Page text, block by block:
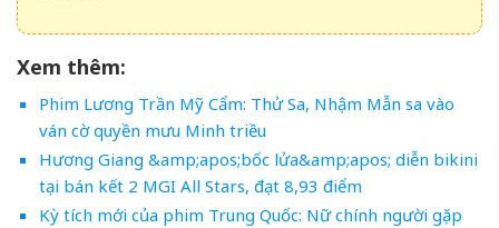
Xem thêm:
Phim Lương Trần Mỹ Cẩm: Thử Sa, Nhậm Mẫn sa vào
ván cờ quyền mưu Minh triều
Hương Giang &amp;apos;bốc lửa&amp;apos; diễn bikini
tại bán kết 2 MGI All Stars, đạt 8,93 điểm
Kỳ tích mới của phim Trung Quốc: Nữ chính người gặp